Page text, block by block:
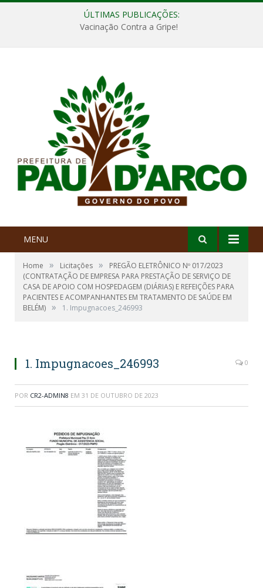
ÚLTIMAS PUBLICAÇÕES:
Vacinação Contra a Gripe!
MENU
Home » Licitações »
PREGÃO ELETRÔNICO Nº 017/2023
(CONTRATAÇÃO DE EMPRESA PARA PRESTAÇÃO DE SERVIÇO DE
CASA DE APOIO COM HOSPEDAGEM (DIÁRIAS) E REFEIÇÕES PARA
PACIENTES E ACOMPANHANTES EM TRATAMENTO DE SAÚDE EM
BELÉM) » 1. Impugnacoes_246993
1. Impugnacoes_246993 0
POR CR2-ADMIN8 EM 31 DE OUTUBRO DE 2023